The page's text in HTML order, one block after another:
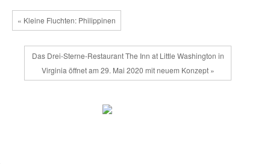
« Kleine Fluchten: Philippinen
Das Drei-Sterne-Restaurant The Inn at Little Washington in
Virginia öffnet am 29. Mai 2020 mit neuem Konzept »